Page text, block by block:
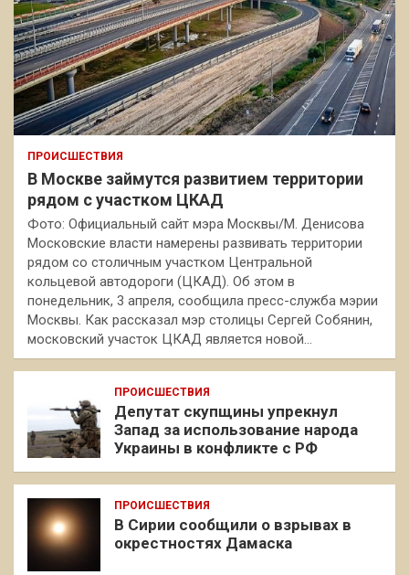
ПРОИСШЕСТВИЯ
В Москве займутся развитием территории
рядом с участком ЦКАД
Фото: Официальный сайт мэра Москвы/М. Денисова
Московские власти намерены развивать территории
рядом со столичным участком Центральной
кольцевой автодороги (ЦКАД). Об этом в
понедельник, 3 апреля, сообщила пресс-служба мэрии
Москвы. Как рассказал мэр столицы Сергей Собянин,
московский участок ЦКАД является новой…
ПРОИСШЕСТВИЯ
Депутат скупщины упрекнул
Запад за использование народа
Украины в конфликте с РФ
ПРОИСШЕСТВИЯ
В Сирии сообщили о взрывах в
окрестностях Дамаска